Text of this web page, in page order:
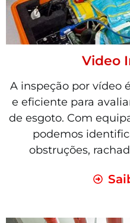
Video
A inspeção por vídeo
e eficiente para
de esgoto. Com
podemos
obstruções,